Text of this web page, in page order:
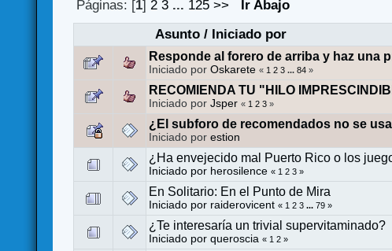
Páginas: [1] 2 3 ... 125 >>
Ir Abajo
Asunto/ Iniciado por
Responde al forero de arriba y haz una
Iniciado porOskarete « 1 2 3 ...84 »
RECOMIENDA TU "HILO
Iniciado porJsper « 1 2 3 »
¿El subforo de recomendados no se
Iniciado porestion
¿Ha envejecido mal Puerto Rico o los
Iniciado por herosilence « 1 2 3 »
En Solitario: En el Punto de Mira
Iniciado por raiderovicent « 1 2 3 ...79 »
¿Te interesaría un trivial supervitaminado?
Iniciado porqueroscia « 1 2 »